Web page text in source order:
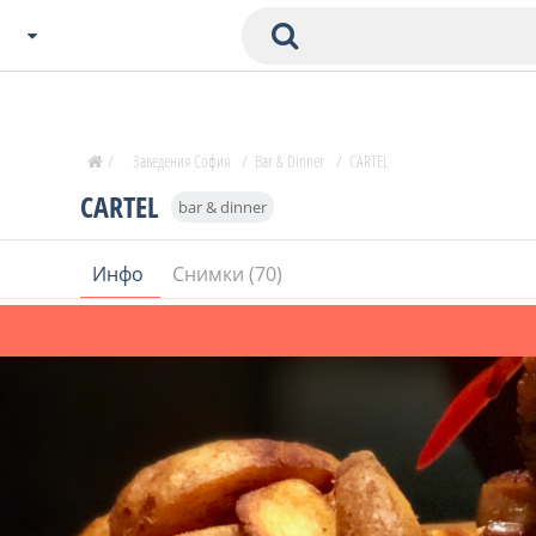
Пловдив
Бургас
CARTEL bar & dinner
Инфо Снимки (70)
/ Заведения София / Bar & Dinner / CARTEL